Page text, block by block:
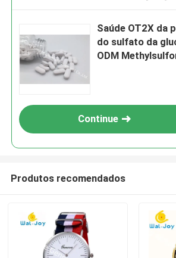
Saúde OT2X da
do sulfato da
ODM
Continue
Produtos recomendados